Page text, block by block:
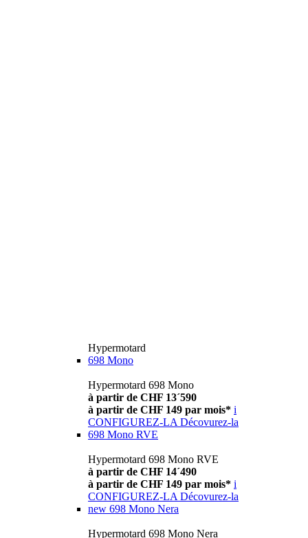
Hypermotard
698 Mono
Hypermotard 698 Mono
à partir de CHF 13´590
à partir de CHF 149 par mois* i
CONFIGUREZ-LA Décovurez-la
698 Mono RVE
Hypermotard 698 Mono RVE
à partir de CHF 14´490
à partir de CHF 149 par mois* i
CONFIGUREZ-LA Décovurez-la
new 698 Mono Nera
Hypermotard 698 Mono Nera